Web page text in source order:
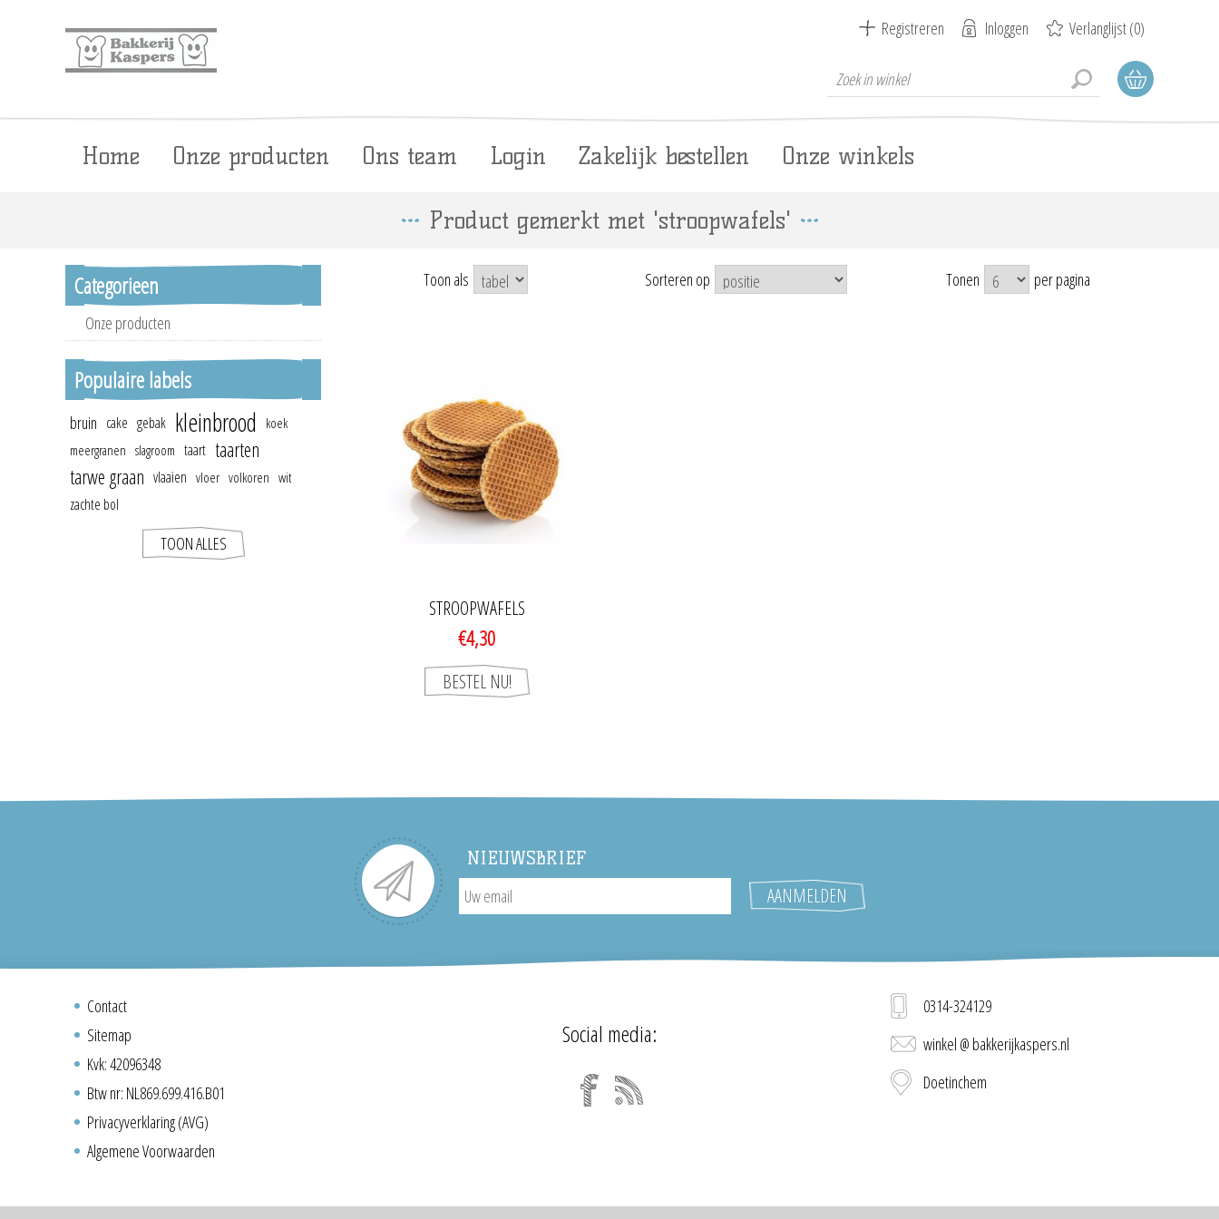
Registreren Inloggen Verlanglijst(0)
Home Onze producten Ons team Login Zakelijk bestellen Onze winkels
Product gemerkt met 'stroopwafels'
Toon als Sorteren op Tonen per pagina
STROOPWAFELS
€4,30
Categorieen
Onze producten
Populaire labels
bruin cake gebak kleinbrood
koek
meergranen slagroom taart taarten
tarwe graan vlaaien vloer volkoren wit
zachte bol
TOON ALLES
NIEUWSBRIEF
Contact
Sitemap
Kvk: 42096348
Btw nr: NL869.699.416.B01
Privacyverklaring (AVG)
Algemene Voorwaarden
Social media:
0314-324129
winkel @ bakkerijkaspers.nl
Doetinchem